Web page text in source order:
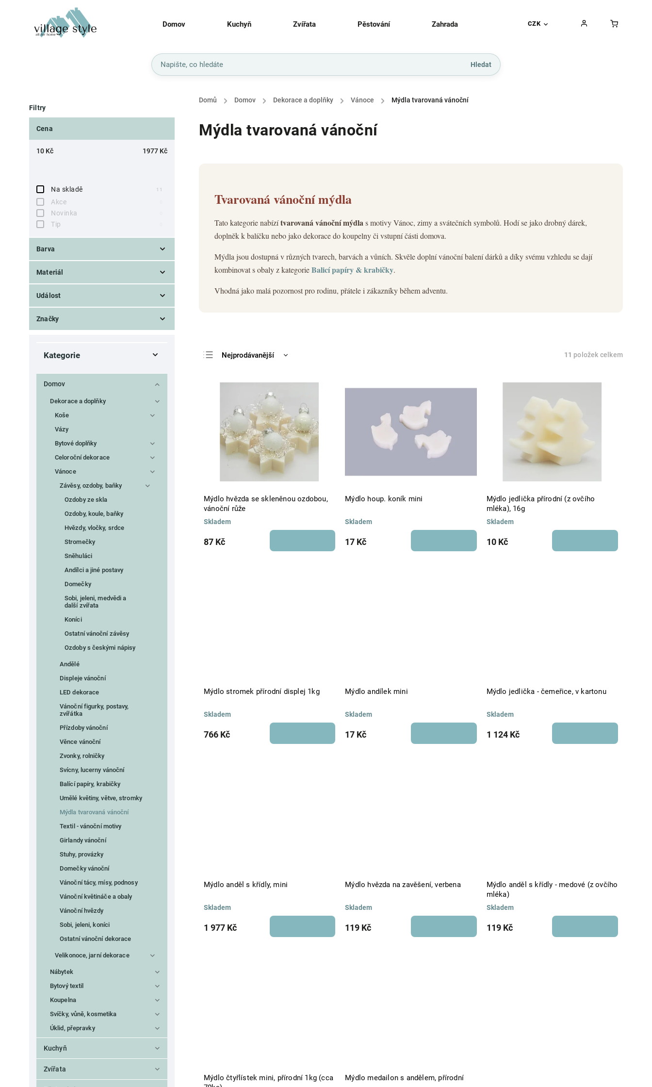
CZK
Domov Kuchyň Zvířata Pěstování Zahrada Gurmánské pochoutky Dárkové
Hledat
Domů / Domov / Dekorace a doplňky / Vánoce /
Mýdla tvarovaná vánoční
Filtry
Cena
10 Kč 1977 Kč
Na skladě 11
Akce
Novinka
Tip
Značky
Barva
přírodní
Materiál
Událost
Domácí wellness
Kategorie
Domov
Dekorace a doplňky
Koše
Vázy
Bytové doplňky
Celoroční dekorace
Vánoce
Závěsy, ozdoby, baňky
Ozdoby ze skla
Ozdoby, koule, baňky
Hvězdy, vločky, srdce
Stromečky
Sněhuláci
Andílci a jiné postavy
Domečky
Sobi, jeleni, medvědi a
další zvířata
Koníci
Ostatní vánoční závěsy
Ozdoby s českými nápisy
Andělé
Displeje vánoční
LED dekorace
Vánoční figurky, postavy,
zvířátka
Přízdoby vánoční
Věnce vánoční
Zvonky, rolničky
Svícny, lucerny vánoční
Balící papíry, krabičky
Umělé květiny, větve, stromky
Mýdla tvarovaná vánoční
Textil - vánoční motivy
Girlandy vánoční
Stuhy, provázky
Domečky vánoční
Vánoční tácy, mísy, podnosy
Vánoční květináče a obaly
Vánoční hvězdy
Sobi, jeleni, koníci
Ostatní vánoční dekorace
Velikonoce, jarní dekorace
Nábytek
Bytový textil
Koupelna
Svíčky, vůně, kosmetika
Úklid, přepravky
Kuchyň
Zvířata
Mýdla tvarovaná vánoční
Tvarovaná vánoční mýdla
Tato kategorie nabízítvarovaná vánoční mýdla s motivy Vánoc, zimy a svátečních symbolů. Hodí se jako drobný dárek,
doplněk k balíčku nebo jako dekorace do koupelny či vstupní části domova.
Mýdla jsou dostupná v různých tvarech, barvách a vůních. Skvěle doplní vánoční balení dárků a díky svému vzhledu se dají
kombinovat s obaly z kategorieBalicí papíry & krabičky.
Vhodná jako malá pozornost pro rodinu, přátele i zákazníky během adventu.
Nejprodávanější
11 položek celkem
Mýdlo hvězda se skleněnou ozdobou,
vánoční růže
Skladem
87 Kč
Mýdlo houp. koník mini
Skladem
17 Kč
Mýdlo jedlička přírodní (z ovčího
mléka), 16g
Skladem
10 Kč
Mýdlo stromek přírodní displej 1kg
Skladem
766 Kč
Mýdlo andílek mini
Skladem
17 Kč
Mýdlo jedlička - čemeřice, v kartonu
Skladem
1 124 Kč
Mýdlo anděl s křídly, mini
Skladem
1 977 Kč
Mýdlo hvězda na zavěšení, verbena
Skladem
119 Kč
Mýdlo anděl s křídly - medové (z ovčího
mléka)
Skladem
119 Kč
Mýdlo čtyřlístek mini, přírodní 1kg (cca
Mýdlo medailon s andělem, přírodní